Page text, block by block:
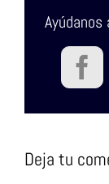
Deja tu